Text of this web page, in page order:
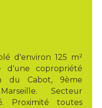
d'environ 125 m²
d'une copropriété
du Cabot, 9ème
Secteur
Proximité toutes